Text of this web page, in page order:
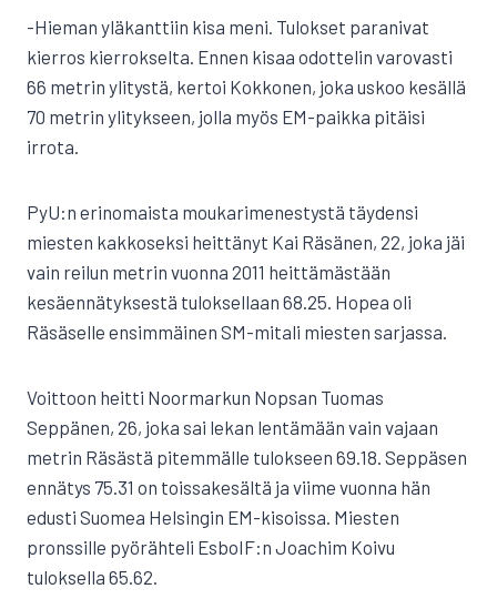
-Hieman yläkanttiin kisa meni. Tulokset paranivat
kierros kierrokselta. Ennen kisaa odottelin varovasti
66 metrin ylitystä, kertoi Kokkonen, joka uskoo kesällä
70 metrin ylitykseen, jolla myös EM-paikka pitäisi
irrota.
PyU:n erinomaista moukarimenestystä täydensi
miesten kakkoseksi heittänyt Kai Räsänen, 22, joka jäi
vain reilun metrin vuonna 2011 heittämästään
kesäennätyksestä tuloksellaan 68.25. Hopea oli
Räsäselle ensimmäinen SM-mitali miesten sarjassa.
Voittoon heitti Noormarkun Nopsan Tuomas
Seppänen, 26, joka sai lekan lentämään vain vajaan
metrin Räsästä pitemmälle tulokseen 69.18. Seppäsen
ennätys 75.31 on toissakesältä ja viime vuonna hän
edusti Suomea Helsingin EM-kisoissa. Miesten
pronssille pyörähteli EsboIF:n Joachim Koivu
tuloksella 65.62.